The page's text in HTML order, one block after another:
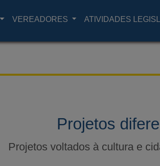
VEREADORES ATIVIDADES
Projetos
Projetos voltados à cultura e